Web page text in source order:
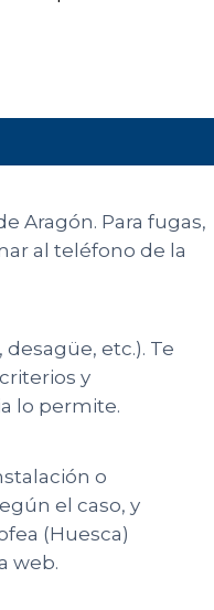
Aragón. Para fugas,
al teléfono de la
etc.). Te
y
lo permite.
o
el caso, y
(Huesca)
web.